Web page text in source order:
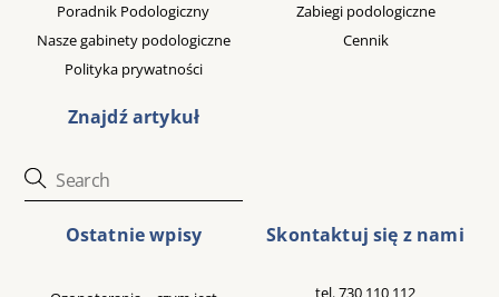
Poradnik Podologiczny
Nasze gabinety podologiczne
Polityka prywatności
Znajdź artykuł
Zabiegi podologiczne
Cennik
Ostatnie wpisy Skontaktuj się z nami
tel.730 110 112